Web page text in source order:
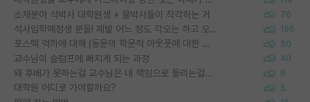
소재분야 석박사 대학원생 + 물박사들이 착각하는 거 76
석사입학예정생 분들! 제발 어느 정도 각오는 하고 오세요. 156
포스텍 억까에 대해 (동문의 학문적 아웃풋에 대한 반박) 50
교수님이 슬럼프에 빠지게 되는 과정 40
왜 후배가 못하는걸 교수님은 내 책임으로 돌리는걸까요? 6
대학원 어디로 가야할까요? 5